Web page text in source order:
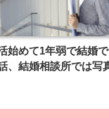
始めて1年弱で結婚
、結婚相談所では写